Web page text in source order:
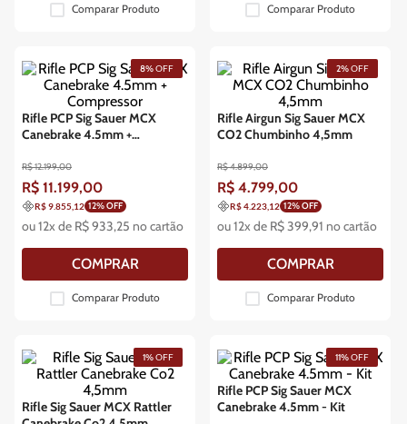
Comparar Produto Comparar Produto
Rifle PCP Sig Sauer MCX
Canebrake 4.5mm +
R$12.199,00
R$ 11.199,00
8%OFF
R$ 9.855,12 12% OFF
ou12x de R$933,25 no cartão
COMPRAR
Comparar Produto
Rifle Airgun Sig Sauer MCX
CO2 Chumbinho 4,5mm
R$4.899,00
R$ 4.799,00
2%OFF
R$ 4.223,12 12% OFF
ou12x de R$399,91 no cartão
COMPRAR
Comparar Produto
Rifle Sig Sauer MCX Rattler
1%OFF
Rifle PCP Sig Sauer MCX
Canebrake 4.5mm - Kit
11%OFF